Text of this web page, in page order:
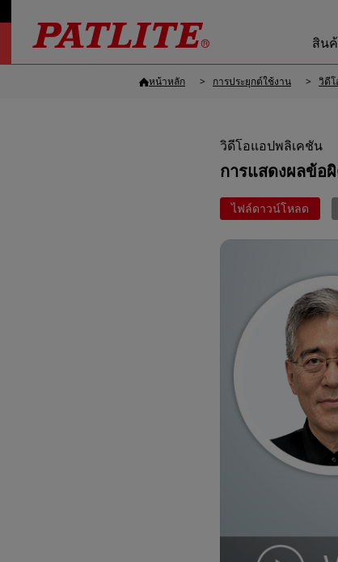
สิน
หน้าหลัก การประยุกต์ใช้งาน วิดี
วิดีโอแอปพลิเคชัน
การแสดงผลข้อ
ไฟล์ดาวน์โหลด